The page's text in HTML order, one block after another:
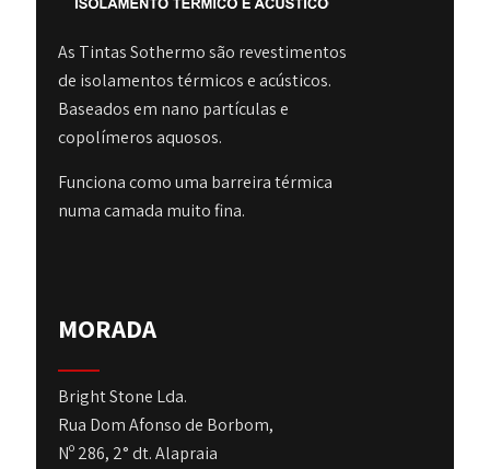
As Tintas Sothermo são revestimentos
de isolamentos térmicos e acústicos.
Baseados em nano partículas e
copolímeros aquosos.
Funciona como uma barreira térmica
numa camada muito fina.
MORADA
Bright Stone Lda.
Rua Dom Afonso de Borbom,
Nº 286, 2° dt. Alapraia